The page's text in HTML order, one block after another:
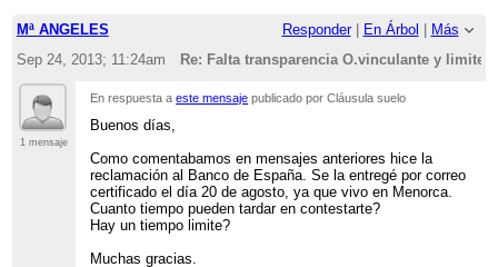
Mª ANGELES Responder| En Árbol
Más
Sep 24, 2013; 11:24am
Re: Falta transparencia O.vinculante y
1 mensaje
En respuesta aeste mensaje publicado por Cláusula suelo
Buenos días,
Como comentabamos en mensajes anteriores hice la
reclamación al Banco de España. Se la entregé por correo
certificado el día 20 de agosto, ya que vivo en Menorca.
Cuanto tiempo pueden tardar en contestarte?
Hay un tiempo limite?
Muchas gracias.